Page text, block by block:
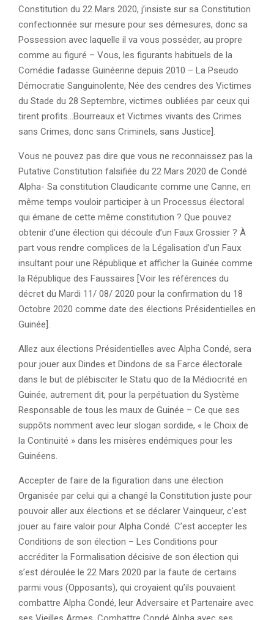
Constitution du 22 Mars 2020, j’insiste sur sa Constitution
confectionnée sur mesure pour ses démesures, donc sa
Possession avec laquelle il va vous posséder, au propre
comme au figuré – Vous, les figurants habituels de la
Comédie fadasse Guinéenne depuis 2010 – La Pseudo
Démocratie Sanguinolente, Née des cendres des Victimes
du Stade du 28 Septembre, victimes oubliées par ceux qui
tirent profits…Bourreaux et Victimes vivants des Crimes
sans Crimes, donc sans Criminels, sans Justice].
Vous ne pouvez pas dire que vous ne reconnaissez pas la
Putative Constitution falsifiée du 22 Mars 2020 de Condé
Alpha- Sa constitution Claudicante comme une Canne, en
même temps vouloir participer à un Processus électoral
qui émane de cette même constitution ? Que pouvez
obtenir d’une élection qui découle d’un Faux Grossier ? À
part vous rendre complices de la Légalisation d’un Faux
insultant pour une République et afficher la Guinée comme
la République des Faussaires [Voir les références du
décret du Mardi 11/ 08/ 2020 pour la confirmation du 18
Octobre 2020 comme date des élections Présidentielles en
Guinée].
Allez aux élections Présidentielles avec Alpha Condé, sera
pour jouer aux Dindes et Dindons de sa Farce électorale
dans le but de plébisciter le Statu quo de la Médiocrité en
Guinée, autrement dit, pour la perpétuation du Système
Responsable de tous les maux de Guinée – Ce que ses
suppôts nomment avec leur slogan sordide, « le Choix de
la Continuité » dans les misères endémiques pour les
Guinéens.
Accepter de faire de la figuration dans une élection
Organisée par celui qui a changé la Constitution juste pour
pouvoir aller aux élections et se déclarer Vainqueur, c’est
jouer au faire valoir pour Alpha Condé. C’est accepter les
Conditions de son élection – Les Conditions pour
accréditer la Formalisation décisive de son élection qui
s’est déroulée le 22 Mars 2020 par la faute de certains
parmi vous (Opposants), qui croyaient qu’ils pouvaient
combattre Alpha Condé, leur Adversaire et Partenaire avec